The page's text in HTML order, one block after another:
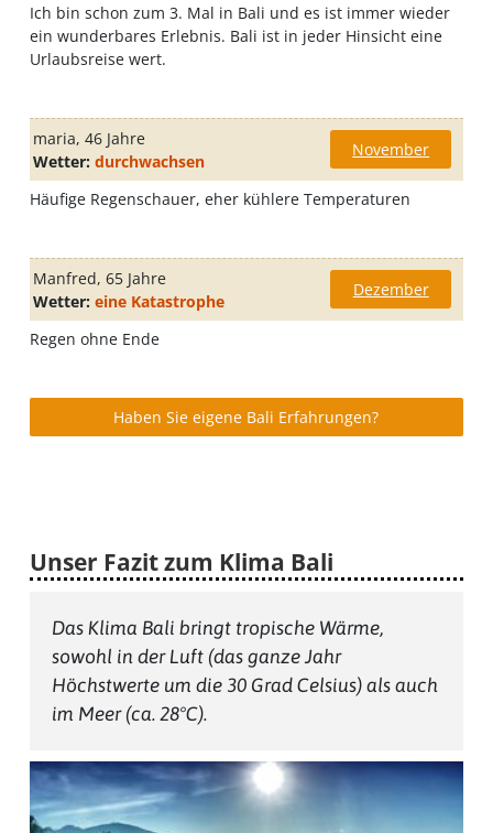
Ich bin schon zum 3. Mal in Bali und es ist immer wieder
ein wunderbares Erlebnis. Bali ist in jeder Hinsicht eine
Urlaubsreise wert.
maria, 46 Jahre
November
Wetter: durchwachsen
Häufige Regenschauer, eher kühlere Temperaturen
Manfred, 65 Jahre
Dezember
Wetter: eine Katastrophe
Regen ohne Ende
Haben Sie eigene Bali Erfahrungen?
Unser Fazit zum Klima Bali
Das Klima Bali bringt tropische Wärme,
sowohl in der Luft (das ganze Jahr
Höchstwerte um die 30 Grad Celsius) als auch
im Meer (ca. 28°C).